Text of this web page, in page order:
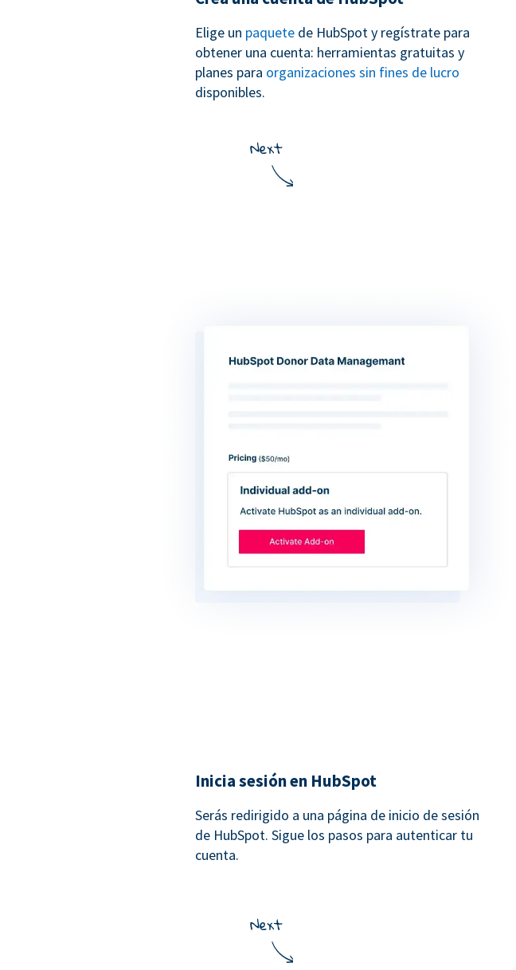
Elige un paquete de HubSpot y regístrate para
obtener una cuenta: herramientas gratuitas y
planes para organizaciones sin fines de lucro
disponibles.
Inicia sesión en HubSpot
Serás redirigido a una página de inicio de sesión
de HubSpot. Sigue los pasos para autenticar tu
cuenta.